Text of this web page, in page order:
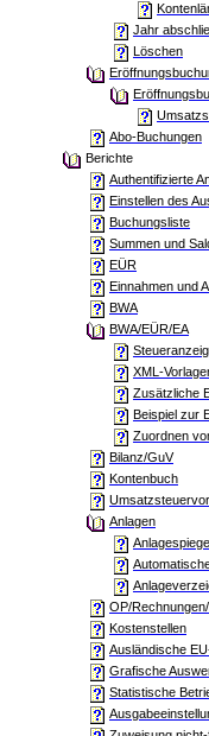
Jahr
Löschen
Abo-Buchungen
Berichte
Authentifizierte
Einstellen des
Buchungsliste
Summen und
EÜR
Einnahmen und
BWA
BWA/EÜR/EA
XML-
Zusätzliche
Beispiel zur
Zuordnen
Bilanz/GuV
Kontenbuch
Anlagen
OP/
Kostenstellen
Ausländische
Grafische
Statistische